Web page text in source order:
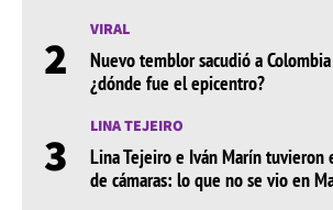
2 VIRAL
Nuevo temblor sacudió a
¿dónde fue el epicentro?
3 LINA TEJEIRO
Lina Tejeiro e Iván Marín tuvieron
de cámaras: lo que no se vio en